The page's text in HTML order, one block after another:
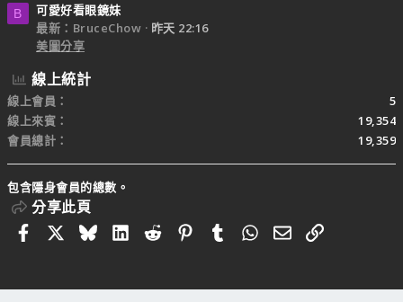
B
可愛好看眼鏡妹
最新：BruceChow
昨天 22:16
美圖分享
線上統計
線上會員
5
線上來賓
19,354
會員總計
19,359
包含隱身會員的總數。
分享此頁
FacebookBlueskyLinkedIn
RedditPinterestTumblrWhatsApp
電子郵件
連結